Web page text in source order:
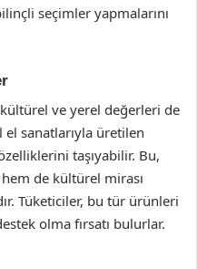
seçimler yapmalarını
ve yerel değerleri de
el sanatlarıyla üretilen
taşıyabilir. Bu,
de kültürel mirası
Tüketiciler, bu tür ürünleri
olma fırsatı bulurlar.